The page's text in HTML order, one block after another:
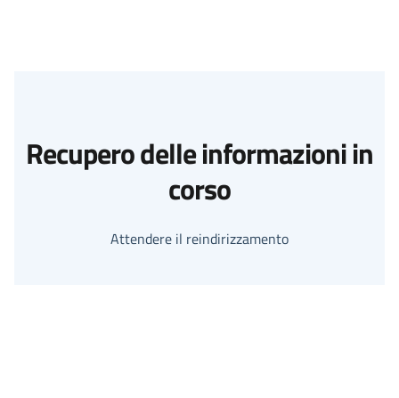
Recupero delle informazioni in
corso
Attendere il reindirizzamento